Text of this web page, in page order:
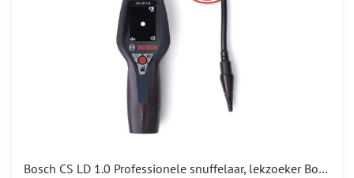
Bosch CS LD 1.0 Professionele snuffelaar, lekzoeker Bosch CSLD1.0 Bosch CSLD 1.0 BRL100 CONFORM A2L A3 SP01501838